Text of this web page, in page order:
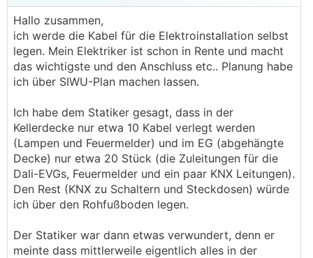
Hallo zusammen,
ich werde die Kabel für die Elektroinstallation selbst
legen. Mein Elektriker ist schon in Rente und macht
das wichtigste und den Anschluss etc.. Planung habe
ich über SIWU-Plan machen lassen.
Ich habe dem Statiker gesagt, dass in der
Kellerdecke nur etwa 10 Kabel verlegt werden
(Lampen und Feuermelder) und im EG (abgehängte
Decke) nur etwa 20 Stück (die Zuleitungen für die
Dali-EVGs, Feuermelder und ein paar KNX Leitungen).
Den Rest (KNX zu Schaltern und Steckdosen) würde
ich über den Rohfußboden legen.
Der Statiker war dann etwas verwundert, denn er
meinte dass mittlerweile eigentlich alles in der